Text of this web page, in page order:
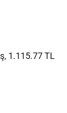
1.115.77 TL